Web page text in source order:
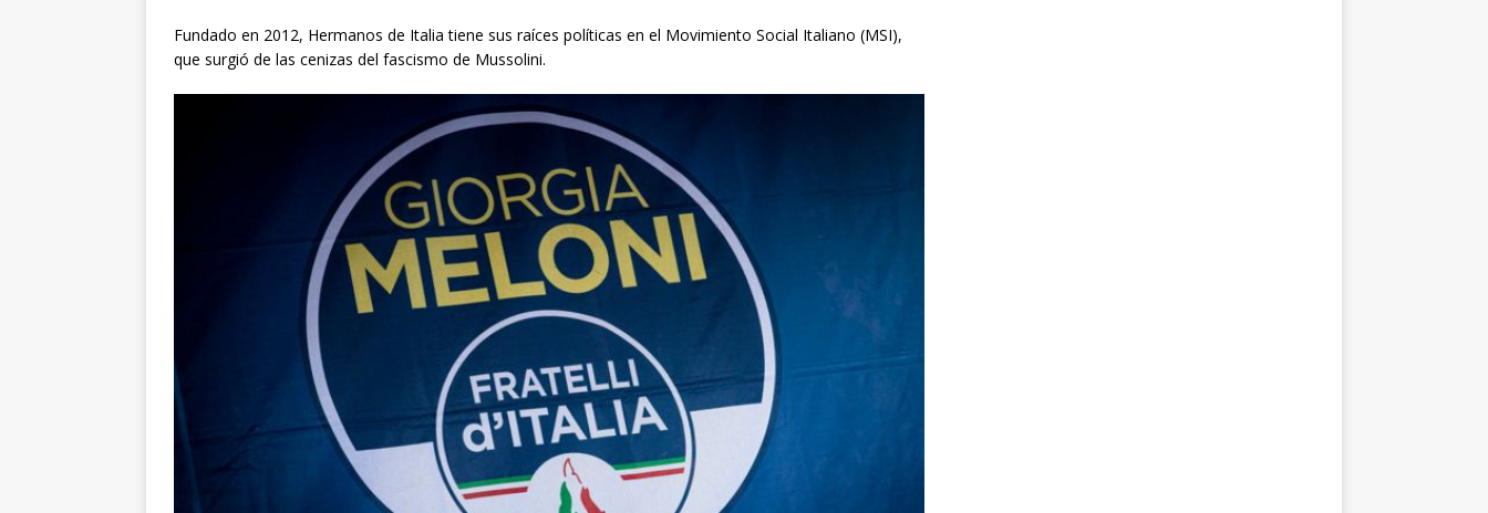
Fundado en 2012, Hermanos de Italia tiene sus raíces políticas en el Movimiento Social Italiano (MSI),
que surgió de las cenizas del fascismo de Mussolini.